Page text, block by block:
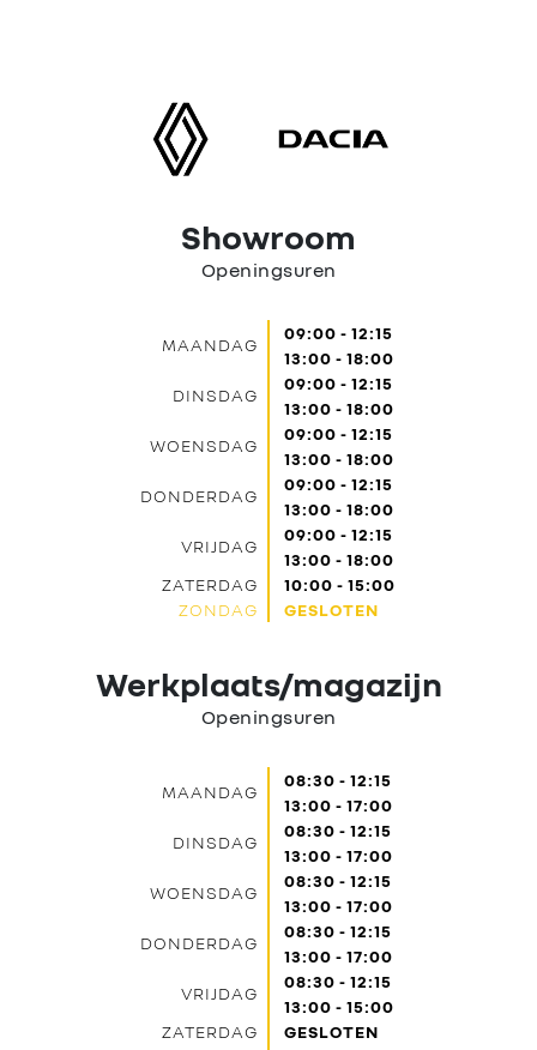
Showroom
Openingsuren
MAANDAG
09:00 - 12:15
13:00 - 18:00
DINSDAG
09:00 - 12:15
13:00 - 18:00
WOENSDAG
09:00 - 12:15
13:00 - 18:00
DONDERDAG
09:00 - 12:15
13:00 - 18:00
VRIJDAG
09:00 - 12:15
13:00 - 18:00
ZATERDAG
10:00 - 15:00
ZONDAG
GESLOTEN
Werkplaats/magazijn
Openingsuren
MAANDAG
08:30 - 12:15
13:00 - 17:00
DINSDAG
08:30 - 12:15
13:00 - 17:00
WOENSDAG
08:30 - 12:15
13:00 - 17:00
DONDERDAG
08:30 - 12:15
13:00 - 17:00
VRIJDAG
08:30 - 12:15
13:00 - 15:00
ZATERDAG
GESLOTEN